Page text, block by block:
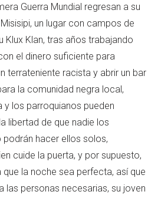
Guerra Mundial regresan a su
un lugar con campos de
Klux Klan, tras años trabajando
el dinero suficiente para
terrateniente racista y abrir un bar
la comunidad negra local,
los parroquianos pueden
libertad de que nadie los
hacer ellos solos,
cuide la puerta, y por supuesto,
la noche sea perfecta, así que
las personas necesarias, su joven